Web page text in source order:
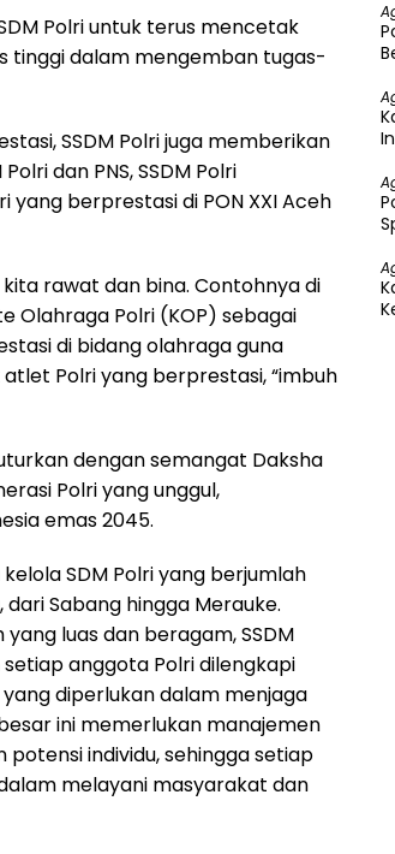
Polri untuk terus mencetak
tinggi dalam mengemban tugas-
SSDM Polri juga memberikan
dan PNS, SSDM Polri
berprestasi di PON XXI Aceh
rawat dan bina. Contohnya di
Olahraga Polri (KOP) sebagai
di bidang olahraga guna
Polri yang berprestasi, “imbuh
dengan semangat Daksha
Polri yang unggul,
emas 2045.
SDM Polri yang berjumlah
Sabang hingga Merauke.
luas dan beragam, SSDM
anggota Polri dilengkapi
diperlukan dalam menjaga
ini memerlukan manajemen
individu, sehingga setiap
melayani masyarakat dan